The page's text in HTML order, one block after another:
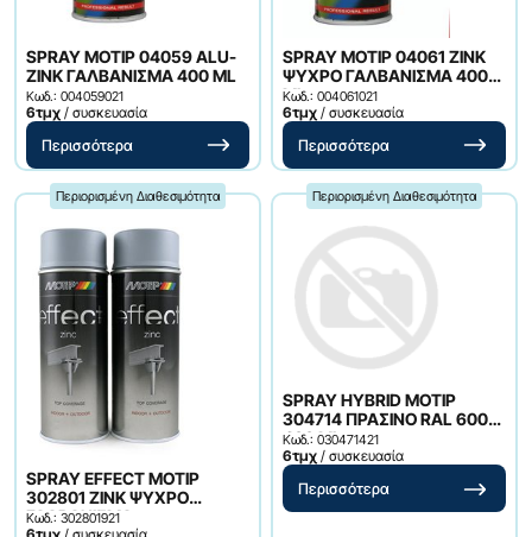
SPRAY ΜΟΤΙΡ 04059 ALU-
ΖΙΝΚ ΓΑΛΒΑΝΙΣΜΑ 400 ML
Κωδ.: 004059021
6τμχ / συσκευασία
Περισσότερα
SPRAY ΜΟΤΙΡ 04061 ΖΙΝΚ
ΨΥΧΡΟ ΓΑΛΒΑΝΙΣΜΑ 400
ML
Κωδ.: 004061021
6τμχ / συσκευασία
Περισσότερα
Περιορισμένη Διαθεσιμότητα
SPRAY EFFECT MOTIP
302801 ΖΙΝΚ ΨΥΧΡΟ
ΓΑΛΒΑΝΙΣΜΑ
Κωδ.: 302801921
Περιορισμένη Διαθεσιμότητα
SPRAY HYBRID MOTIP
304714 ΠΡΑΣΙΝΟ RAL 6002
400 ML
Κωδ.: 030471421
6τμχ / συσκευασία
Περισσότερα